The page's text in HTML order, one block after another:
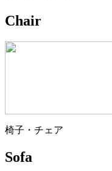
Chair
椅子・チェア
Sofa